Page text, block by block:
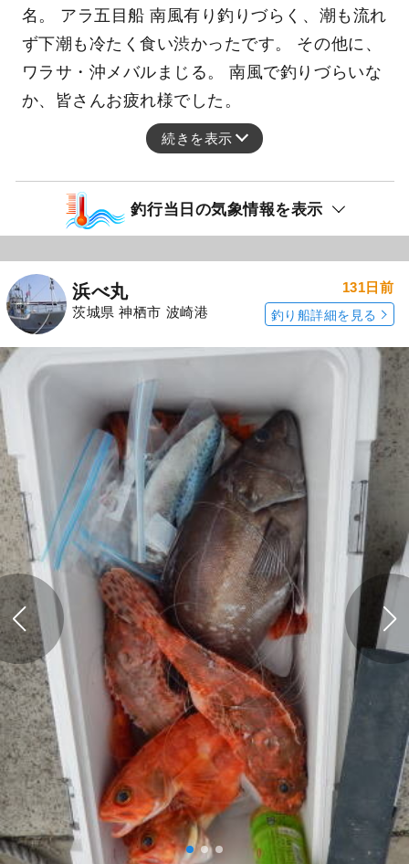
名。 アラ五目船 南風有り釣りづらく、潮も流れ
ず下潮も冷たく食い渋かったです。 その他に、
ワラサ・沖メバルまじる。 南風で釣りづらいな
か、皆さんお疲れ様でした。
続きを表示
釣行当日の気象情報を表示
浜べ丸
茨城県 神栖市 波崎港
131日前
釣り船詳細を見る